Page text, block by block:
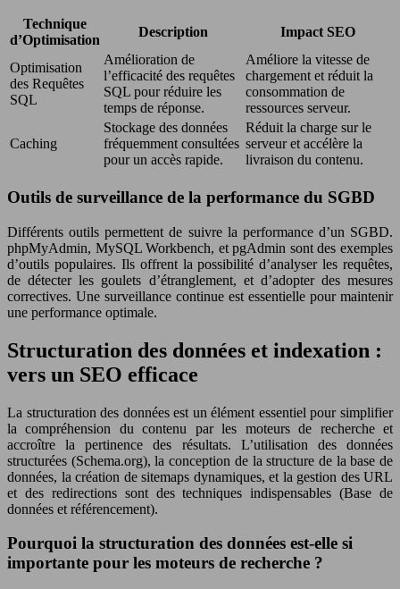
Technique
d’Optimisation
Description Impact SEO
Optimisation
des Requêtes
SQL
Amélioration de
l’efficacité des requêtes
SQL pour réduire les
temps de réponse.
Améliore la vitesse de
chargement et réduit la
consommation de
ressources serveur.
Caching
Stockage des données
fréquemment consultées
pour un accès rapide.
Réduit la charge sur le
serveur et accélère la
livraison du contenu.
Outils de surveillance de la performance du SGBD
Différents outils permettent de suivre la performance d’un SGBD.
phpMyAdmin, MySQL Workbench, et pgAdmin sont des exemples
d’outils populaires. Ils offrent la possibilité d’analyser les requêtes,
de détecter les goulets d’étranglement, et d’adopter des mesures
correctives. Une surveillance continue est essentielle pour maintenir
une performance optimale.
Structuration des données et indexation :
vers un SEO efficace
La structuration des données est un élément essentiel pour simplifier
la compréhension du contenu par les moteurs de recherche et
accroître la pertinence des résultats. L’utilisation des données
structurées (Schema.org), la conception de la structure de la base de
données, la création de sitemaps dynamiques, et la gestion des URL
et des redirections sont des techniques indispensables (Base de
données et référencement).
Pourquoi la structuration des données est-elle si
importante pour les moteurs de recherche ?